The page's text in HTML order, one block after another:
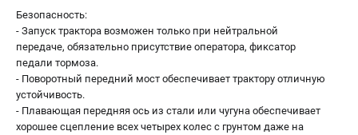
Безопасность:
- Запуск трактора возможен только при нейтральной
передаче, обязательно присутствие оператора, фиксатор
педали тормоза.
- Поворотный передний мост обеспечивает трактору отличную
устойчивость.
- Плавающая передняя ось из стали или чугуна обеспечивает
хорошее сцепление всех четырех колес с грунтом даже на